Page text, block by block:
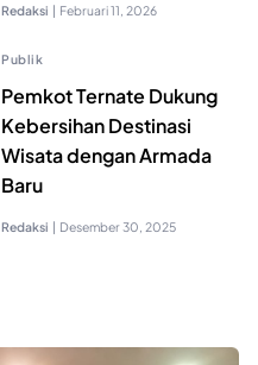
Redaksi | Februari 11, 2026
Publik
Pemkot Ternate Dukung
Kebersihan Destinasi
Wisata dengan Armada
Baru
Redaksi | Desember 30, 2025